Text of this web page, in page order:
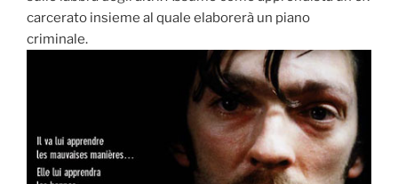
carcerato insieme al quale elaborerà un piano
criminale.